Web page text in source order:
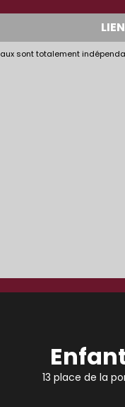
sont totalement
13 place de la